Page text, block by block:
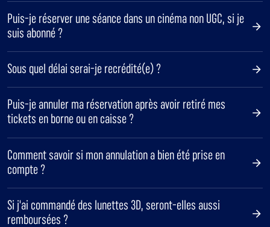
Puis-je réserver une séance dans un cinéma non UGC, si je
suis abonné ?
Sous quel délai serai-je recrédité(e) ?
Puis-je annuler ma réservation après avoir retiré mes
tickets en borne ou en caisse ?
Comment savoir si mon annulation a bien été prise en
compte ?
Si j'ai commandé des lunettes 3D, seront-elles aussi
remboursées ?